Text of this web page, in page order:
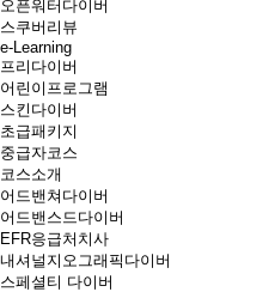
오픈워터다이버
스쿠버리뷰
e-Learning
프리다이버
어린이프로그램
스킨다이버
초급패키지
중급자코스
코스소개
어드밴쳐다이버
어드밴스드다이버
EFR응급처치사
내셔널지오그래픽다이버
스페셜티 다이버